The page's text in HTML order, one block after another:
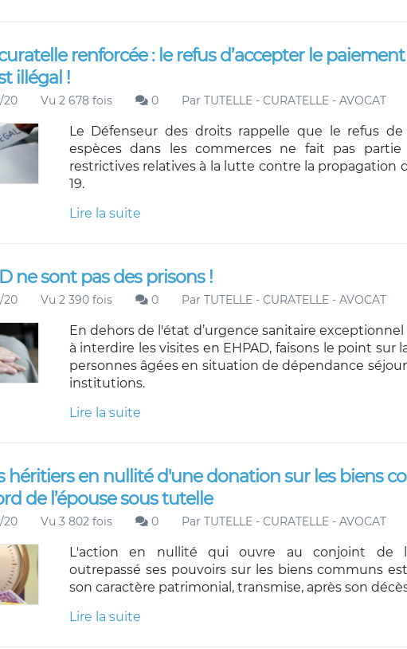
renforcée : le refus d’accepter le
illégal !
20 Vu 2 678 fois 0 Par TUTELLE - CURATELLE - AVOCAT
Le Défenseur des droits rappelle que le refus
espèces dans les commerces ne fait pas partie
restrictives relatives à la lutte contre la propagation
19.
Lire la suite
ne sont pas des prisons !
20 Vu 2 390 fois 0 Par TUTELLE - CURATELLE - AVOCAT
En dehors de l'état d’urgence sanitaire
à interdire les visites en EHPAD, faisons le point sur
personnes âgées en situation de dépendance
institutions.
Lire la suite
héritiers en nullité d'une donation sur les biens
de l’épouse sous tutelle
20 Vu 3 802 fois 0 Par TUTELLE - CURATELLE - AVOCAT
L'action en nullité qui ouvre au conjoint de
outrepassé ses pouvoirs sur les biens communs
son caractère patrimonial, transmise, après son
Lire la suite